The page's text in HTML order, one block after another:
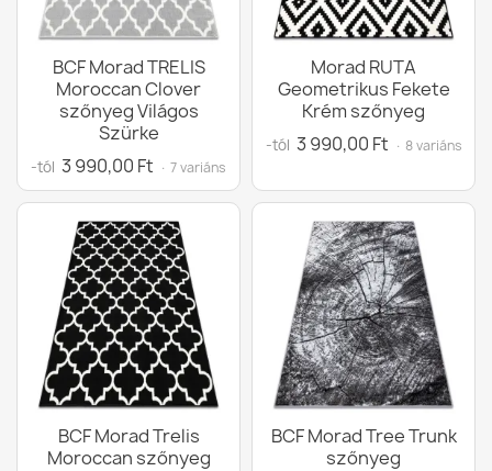
BCF Morad TRELIS
Moroccan Clover
szőnyeg Világos
Szürke
-tól 3 990,00 Ft · 7 variáns
Morad RUTA
Geometrikus Fekete
Krém szőnyeg
-tól 3 990,00 Ft · 8 variáns
BCF Morad Trelis
Moroccan szőnyeg
BCF Morad Tree Trunk
szőnyeg